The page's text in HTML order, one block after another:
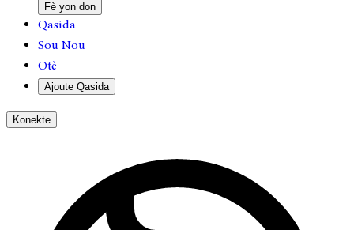
Fè yon don
Qasida
Sou Nou
Otè
Ajoute Qasida
Konekte